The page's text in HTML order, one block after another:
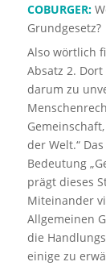
COBURGER:
Grundgesetz?
Also wörtlich
Absatz 2.
darum zu
der Welt.“
Bedeutung
prägt dieses
Miteinander
Allgemeinen
die
einige zu